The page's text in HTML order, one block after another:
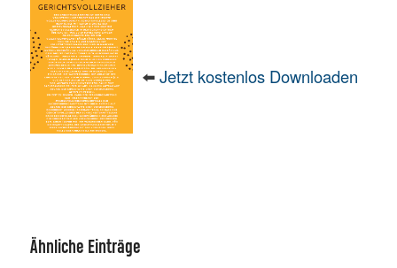
⬅️Jetzt kostenlos Downloaden
Ähnliche Einträge